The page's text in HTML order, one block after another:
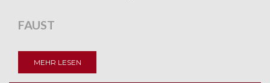
FAUST
MEHR LESEN